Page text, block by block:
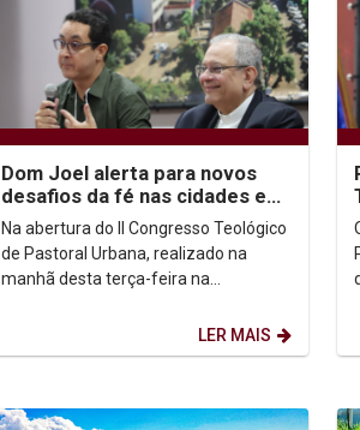
Dom Joel alerta para novos
desafios da fé nas cidades em
congresso na Unicap
Na abertura do II Congresso Teológico
de Pastoral Urbana, realizado na
manhã desta terça-feira na
Pernambuco, o bispo de Petrópolis,...
LER MAIS